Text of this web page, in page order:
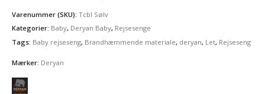
Varenummer (SKU): Tcbl Sølv
Kategorier: Baby, Deryan Baby, Rejsesenge
Tags: Baby rejseseng, Brandhæmmende materiale, deryan, Let, Rejseseng
Mærker: Deryan